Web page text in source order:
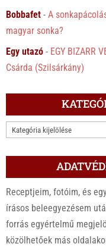
Bobbafet -A
magyar sonka?
Egy utazó - EGY BIZARR
Csárda (Szilsárkány)
KATEGÓRIÁK
Receptjeim, fotóim, és
írásos beleegyezésem
forrás egyértelmű
közölhetőek más